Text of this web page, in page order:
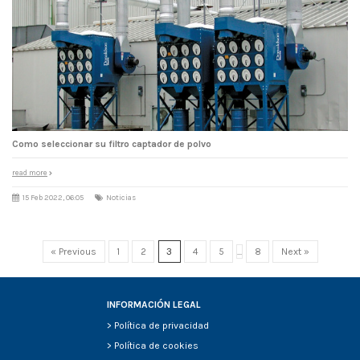
Como seleccionar su filtro captador de polvo
read more
15 Feb 2022, 06:05 Noticias
« Previous 1 2 3 4 5 8 Next »
INFORMACIÓN LEGAL
> Política de privacidad
> Política de cookies